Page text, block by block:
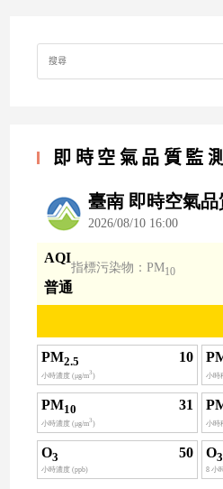
Search
for:
即時空氣品質監測